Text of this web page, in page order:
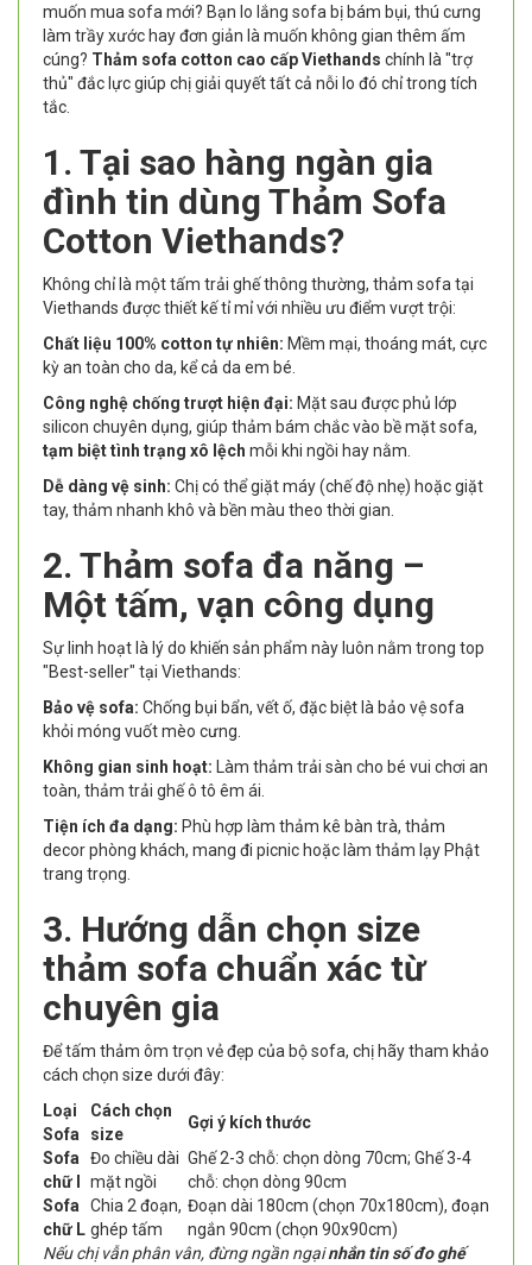
muốn mua sofa mới? Bạn lo lắng sofa bị bám bụi, thú cưng
làm trầy xước hay đơn giản là muốn không gian thêm ấm
cúng? Thảm sofa cotton cao cấp Viethands chính là "trợ
thủ" đắc lực giúp chị giải quyết tất cả nỗi lo đó chỉ trong tích
tắc.
1. Tại sao hàng ngàn gia
đình tin dùng Thảm Sofa
Cotton Viethands?
Không chỉ là một tấm trải ghế thông thường, thảm sofa tại
Viethands được thiết kế tỉ mỉ với nhiều ưu điểm vượt trội:
Chất liệu 100% cotton tự nhiên: Mềm mại, thoáng mát, cực
kỳ an toàn cho da, kể cả da em bé.
Công nghệ chống trượt hiện đại: Mặt sau được phủ lớp
silicon chuyên dụng, giúp thảm bám chắc vào bề mặt sofa,
tạm biệt tình trạng xô lệch mỗi khi ngồi hay nằm.
Dễ dàng vệ sinh: Chị có thể giặt máy (chế độ nhẹ) hoặc giặt
tay, thảm nhanh khô và bền màu theo thời gian.
2. Thảm sofa đa năng –
Một tấm, vạn công dụng
Sự linh hoạt là lý do khiến sản phẩm này luôn nằm trong top
"Best-seller" tại Viethands:
Bảo vệ sofa: Chống bụi bẩn, vết ố, đặc biệt là bảo vệ sofa
khỏi móng vuốt mèo cưng.
Không gian sinh hoạt: Làm thảm trải sàn cho bé vui chơi an
toàn, thảm trải ghế ô tô êm ái.
Tiện ích đa dạng: Phù hợp làm thảm kê bàn trà, thảm
decor phòng khách, mang đi picnic hoặc làm thảm lạy Phật
trang trọng.
3. Hướng dẫn chọn size
thảm sofa chuẩn xác từ
chuyên gia
Để tấm thảm ôm trọn vẻ đẹp của bộ sofa, chị hãy tham khảo
cách chọn size dưới đây:
Loại
Sofa
Cách chọn
size
Gợi ý kích thước
Sofa
chữ I
Đo chiều dài
mặt ngồi
Ghế 2-3 chỗ: chọn dòng 70cm; Ghế 3-4
chỗ: chọn dòng 90cm
Sofa
chữ L
Chia 2 đoạn,
ghép tấm
Đoạn dài 180cm (chọn 70x180cm), đoạn
ngắn 90cm (chọn 90x90cm)
Nếu chị vẫn phân vân, đừng ngần ngạinhắn tin số đo ghế